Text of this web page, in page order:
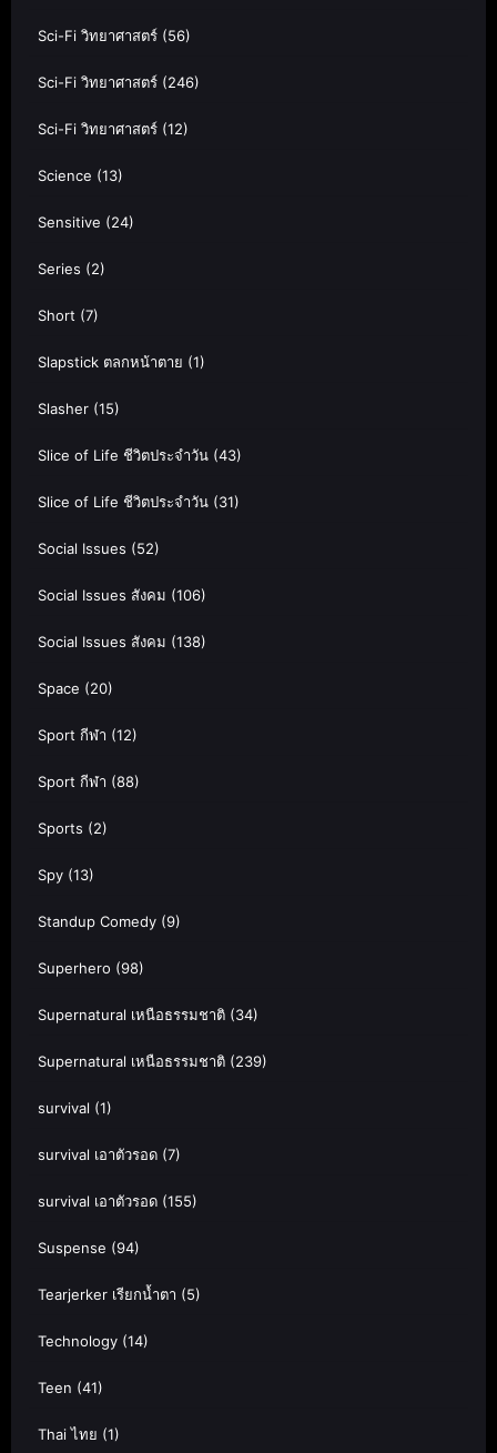
Sci-Fi วิทยาศาสตร์ (56)
Sci-Fi วิทยาศาสตร์ (246)
Sci-Fi วิทยาศาสตร์ (12)
Science (13)
Sensitive (24)
Series (2)
Short (7)
Slapstick ตลกหน้าตาย (1)
Slasher (15)
Slice of Life ชีวิตประจำวัน (43)
Slice of Life ชีวิตประจำวัน (31)
Social Issues (52)
Social Issues สังคม (106)
Social Issues สังคม (138)
Space (20)
Sport กีฬา (12)
Sport กีฬา (88)
Sports (2)
Spy (13)
Standup Comedy (9)
Superhero (98)
Supernatural เหนือธรรมชาติ (34)
Supernatural เหนือธรรมชาติ (239)
survival (1)
survival เอาตัวรอด (7)
survival เอาตัวรอด (155)
Suspense (94)
Tearjerker เรียกน้ำตา (5)
Technology (14)
Teen (41)
Thai ไทย (1)